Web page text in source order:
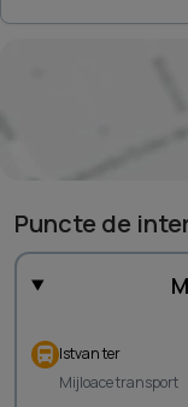
Puncte de
Istvan ter
Mijloace transport